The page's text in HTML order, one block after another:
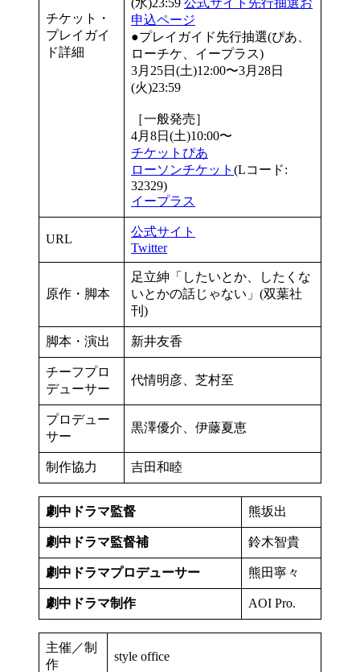
チケット・
プレイガイ
ド詳細
申込ページ
●プレイガイド先行抽選(ぴあ、
ローチケ、イープラス)
3月25日(土)12:00〜3月28日
(火)23:59
［一般発売］
4月8日(土)10:00〜
チケットぴあ
ローソンチケット (Lコード:
32329)
イープラス
URL
公式サイト
Twitter
原作・脚本
足立紳「したいとか、したくな
いとかの話じゃない」(双葉社
刊)
脚本・演出 新井友香
チーフプロ
デューサー
代情明彦、芝村至
プロデュー
サー
黒澤優介、伊藤夏恵
制作協力 吉田和睦
劇中ドラマ監督 熊坂出
劇中ドラマ監督補 鈴木智貴
劇中ドラマプロデューサー 熊田寧々
劇中ドラマ制作 AOI Pro.
主催／制
作
style office